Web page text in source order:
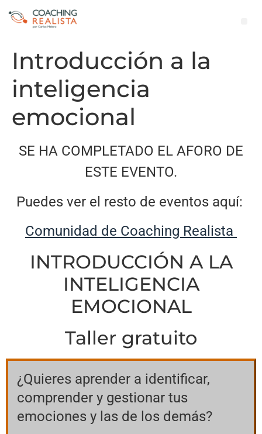
Introducción a la
inteligencia
emocional
SE HA COMPLETADO EL AFORO DE
ESTE EVENTO.
Puedes ver el resto de eventos aquí:
Comunidad de Coaching Realista
INTRODUCCIÓN A LA
INTELIGENCIA
EMOCIONAL
Taller gratuito
¿Quieres aprender a identificar,
comprender y gestionar tus
emociones y las de los demás?